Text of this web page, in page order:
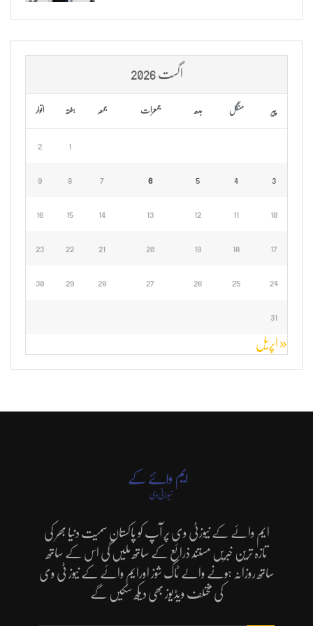
اگست 2026
پیر منگل بدھ جمعرات جمعہ ہفتہ اتوار
1
2
3
4
5
6
7
8
9
10
11
12
13
14
15
16
17
18
19
20
21
22
23
24
25
26
27
28
29
30
31
« اپریل
ایم وائے کے نیوزٹی وی پر آپ کو پاکستان سمیت دنیا بھر کی
تازہ ترین خبریں مستند ذرائع کے ساتھ ملیں گی اس کے ساتھ
ساتھ روزانہ ہونے والے ٹاک شوز اورایم وائے کے نیوز ٹی وی
کی مختلف ویڈیوز بھی دیکھ سکیں گے